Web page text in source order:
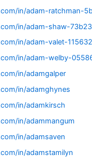
in/adam-ratchman-
in/adam-shaw-
in/adam-valet-
in/adam-welby-
in/adamgalper
in/adamghynes
in/adamkirsch
in/adammangum
in/adamsaven
in/adamstamilyn